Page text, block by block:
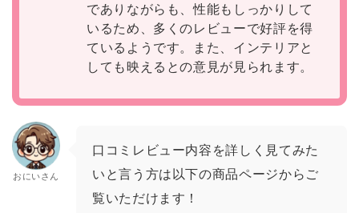
でありながらも、性能もしっかりして
いるため、多くのレビューで好評を得
ているようです。また、インテリアと
しても映えるとの意見が見られます。
おにいさん
口コミレビュー内容を詳しく見てみた
いと言う方は以下の商品ページからご
覧いただけます！